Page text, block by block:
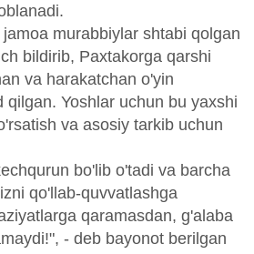
murabbiylar shtabi qolgan
bildirib, Paxtakorga qarshi
va harakatchan o'yin
qilgan. Yoshlar uchun bu yaxshi
va asosiy tarkib uchun
bo'lib o'tadi va barcha
qo'llab-quvvatlashga
qaramasdan, g'alaba
- deb bayonot berilgan